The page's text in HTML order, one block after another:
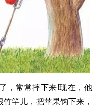
，常常摔下来!现在，他
竿儿，把苹果钩下来，